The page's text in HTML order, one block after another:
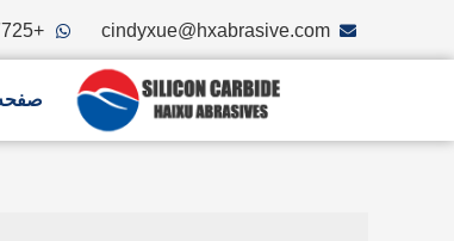
cindyxue@hxabrasive.com
+8618039337725